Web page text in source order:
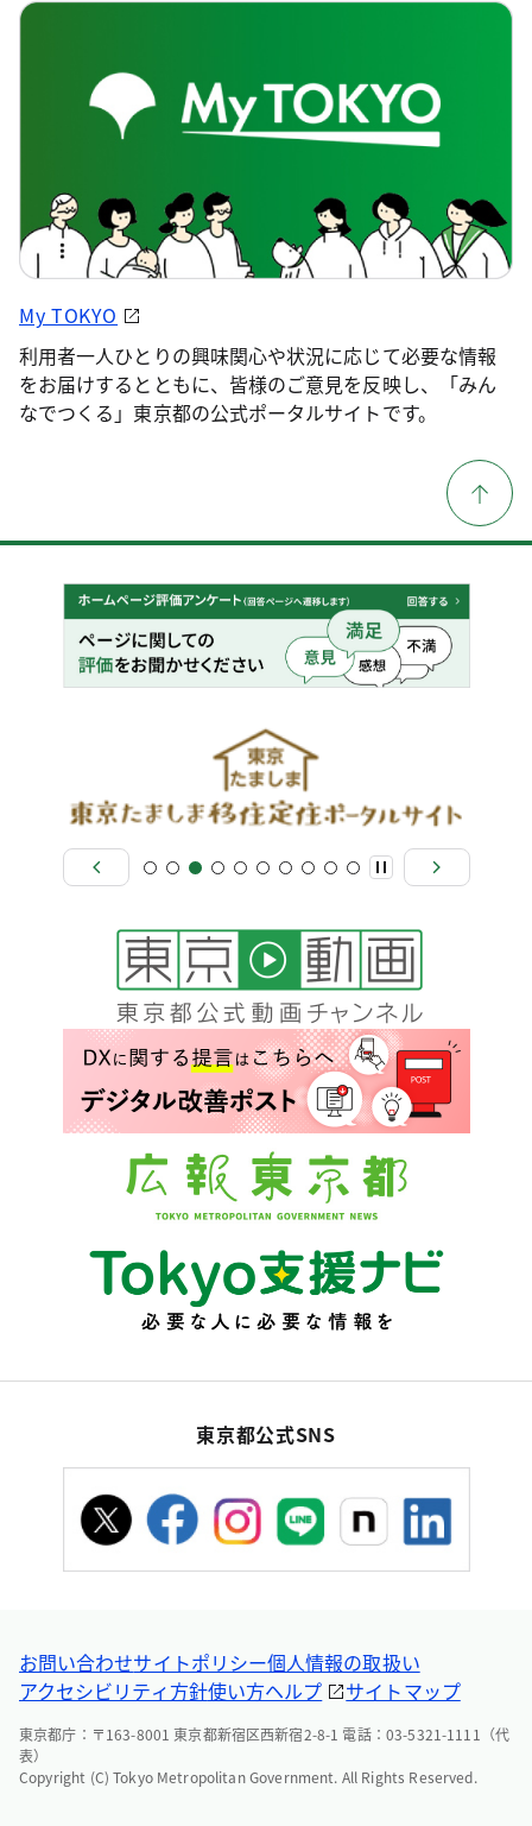
My TOKYO
利用者一人ひとりの興味関心や状況に応じて必要な情報
をお届けするとともに、皆様のご意見を反映し、「みん
なでつくる」東京都の公式ポータルサイトです。
東京都公式SNS
お問い合わせサイトポリシー個人情報の取扱い
アクセシビリティ方針使い方ヘルプ サイトマップ
東京都庁：〒163-8001 東京都新宿区西新宿2-8-1 電話：03-5321-1111（代
表）
Copyright (C) Tokyo Metropolitan Government. All Rights Reserved.